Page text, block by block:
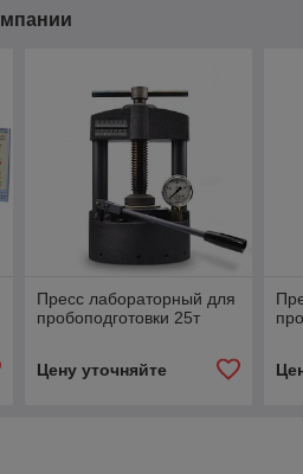
Пресс лабораторный для
пробоподготовки 25т
Цену уточняйте